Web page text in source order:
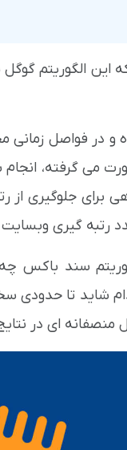
این الگوریتم
و در فواصل
می گرفته، انجام
برای جلوگیری
رتبه گیری
سند باکس
شاید تا حدودی
ای در